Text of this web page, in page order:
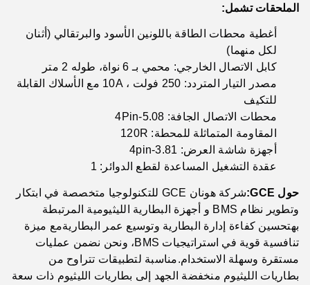
الملحقات تشمل:
أغطية محطات الطاقة باللونين الأسود والبرتقالي (أثنان
لكل منهما)
كابل الاتصال الخارجي: محمي بـ 6 نواة، طوله 2 متر
مصدر التيار المتردد: 250 فولت ، 10A مع الأسلاك القابلة
للتكيف
محطات الاتصال الجافة: 5.08-4Pin
المقاومة المتماثلة للمحطة: 120R
أجهزة شاشة العرض: 3.81-4pin
عقدة التشغيل المساعدة لقطع الدوائر: 1
حول GCE:
شركة هونان GCE للتكنولوجيا متخصصة في ابتكار
وتطوير نظام BMS و أجهزة البطارية الليثيومية المرتبطة
بهتحسين كفاءة إدارة البطارية وتوسيع عمر البطاريةمع ميزة
تنافسية قوية في استراتيجيات BMS، ونحن نضمن عمليات
مستقرة وسهلة الاستخدام.مناسبة لتطبيقات تتراوح من
بطاريات الليثيوم منخفضة الجهد إلى بطاريات الليثيوم ذات سعة